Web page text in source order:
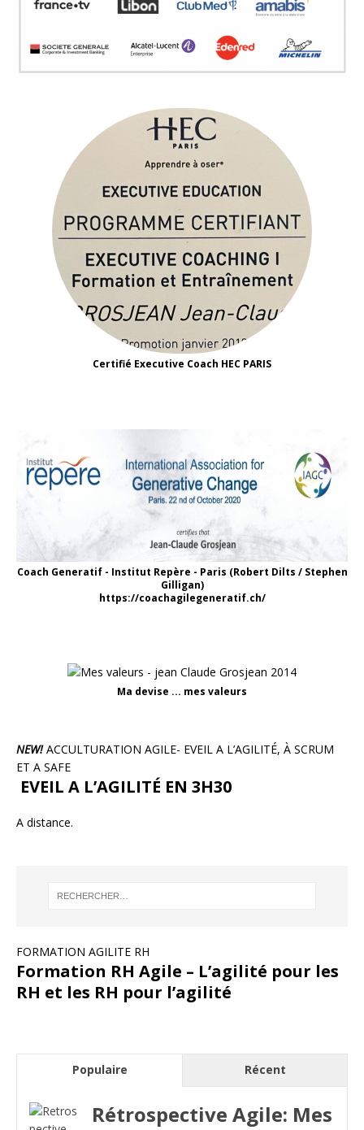
Certifié Executive Coach HEC PARIS
Coach Generatif - Institut Repère - Paris (Robert Dilts / Stephen
Gilligan)
https://coachagilegeneratif.ch/
Ma devise ... mes valeurs
NEW!ACCULTURATION AGILE- EVEIL A L’AGILITÉ, À SCRUM
ET A SAFE
EVEIL A L’AGILITÉ EN 3H30
A distance.
FORMATION AGILITE RH
Formation RH Agile – L’agilité pour les
RH et les RH pour l’agilité
Populaire Récent
Rétrospective Agile: Mes